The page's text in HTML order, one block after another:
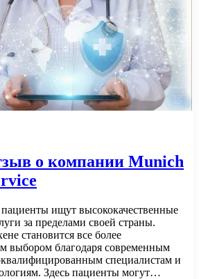
о компании Munich
ищут высококачественные
за пределами своей страны.
становится все более
выбором благодаря современным
специалистам и
Здесь пациенты могут…